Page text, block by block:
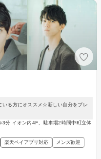
いる方にオススメ☆新しい自分をプレ
分 イオン内4F、駐車場2時間中町立体
楽天ペイアプリ対応 メンズ歓迎